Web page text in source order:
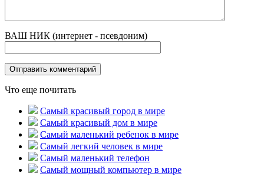
ВАШ НИК (интернет - псевдоним)
Что еще почитать
Самый красивый город в мире
Самый красивый дом в мире
Самый маленький ребенок в мире
Самый легкий человек в мире
Самый маленький телефон
Самый мощный компьютер в мире